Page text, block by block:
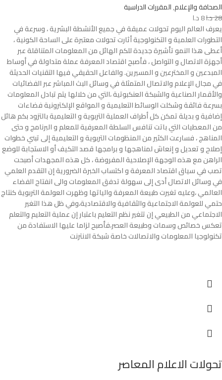
الصحافة والإعلام,المقررات الدراسية
28د.ا8د.ا
يعرف العالم اليوم تحولات عميقة في جميع الأنشطة البشرية ، وسرعة في
التطورات العلمية و التكنولوجية أثارت تحولات معتبرة على الساحة الكونية ،
أعطى هذا النمو تأشيرة جديدة للكم الهائل من المعلومات المتناقلة عبر
أجهزة الاتصال و التواصل ، فأصبح اقتصاد المعرفة عملة متداولة في أوساط
المبدعين و المخترعين و المسيرين. والفاعل الحقيقي فيها التقنيات الحديثة
في مجال الإعلام والاتصال المتمثلة في وسائل البث المباشر عبر الفضائيات
والأقمار الصناعية والشبكة العنكبوتية ،التي من خلالها يتم تبادل المعلومات
بسرعة فائقةوشكلت الوسائط التعليمية و المواقع الإلكترونية فضاءات
إضافية و بديلة تمكن كل أطراف العملية التربوية و التعليمية بالتزود بكم هائل
من المعطيات التي باتت تنافس السلطة المعرفية للمعلم و البرنامج و حتى
المناهج ، فسارعت الكثير من المنظومات التربوية و التعليمية إلى تبني خطوات
إصلاح و تعديل و إنعاش لمناهجها و برامجها قصد التكيف أو الاستجابة للوضع
الراهن مع هذه الوجهة الإصلاحية المفروضة ، كل هذه المجهدات أصبحت
تصب في سياق اقتصاد المعرفة و اكتساب الخبرة الضروريةإن التقدم العلمي
في وسائل الاتصال أدى إلى سهولة تدفق المعلومات والى انفتاح الفضاء
العالمي ،وعليه تغيرت طبيعة المعرفة والياتها وظهرت العولمة التربوية كنتاج
حتمي للعولمة الاجتماعية والثقافية والاقتصادية،وفي ظل هذا التغير
الاجتماعي من الطبيعي إن تتغير نظم التعليم باعتبار إن عملية التعليم والتعلم
تعكس خصائص وسمات وطبيعة العصر،فأصبح لزاما عليها الاستفادة من
تكنولوجيا المعلومات والاتصالات خاصة شبكة الانترنت
تحولات الاعلام المعاصر